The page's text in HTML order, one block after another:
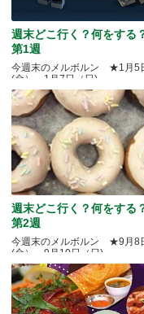
週末どこ行く？何をする
第1週
今週末のメルボルン ★1月5
(金）～1月7日（日)
週末どこ行く？何をする
第2週
今週末のメルボルン ★9月8
(金）～9月10日（日)